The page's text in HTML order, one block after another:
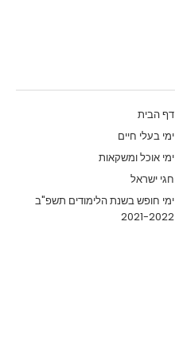
דף הבית
ימי בעלי חיים
ימי אוכל ומשקאות
חגי ישראל
ימי חופש בשנת הלימודים תשפ"ב
2021-2022